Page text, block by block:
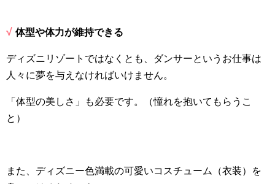
√ 体型や体力が維持できる
ディズニリゾートではなくとも、ダンサーというお仕事は
人々に夢を与えなければいけません。
「体型の美しさ」も必要です。（憧れを抱いてもらうこ
と）
また、ディズニー色満載の可愛いコスチューム（衣装）を